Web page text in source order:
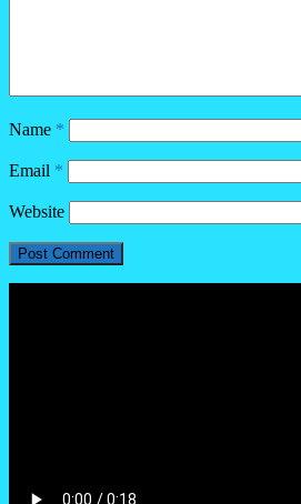
Name *
Email *
Website